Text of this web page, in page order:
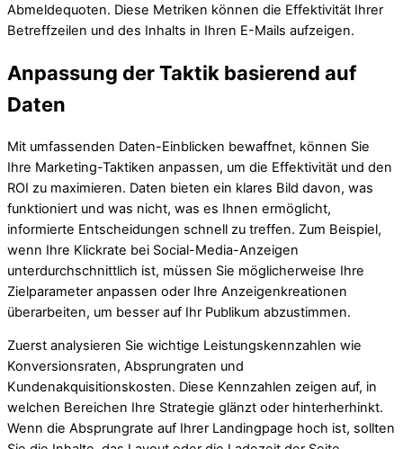
Abmeldequoten. Diese Metriken können die Effektivität Ihrer
Betreffzeilen und des Inhalts in Ihren E-Mails aufzeigen.
Anpassung der Taktik basierend auf
Daten
Mit umfassenden Daten-Einblicken bewaffnet, können Sie
Ihre Marketing-Taktiken anpassen, um die Effektivität und den
ROI zu maximieren. Daten bieten ein klares Bild davon, was
funktioniert und was nicht, was es Ihnen ermöglicht,
informierte Entscheidungen schnell zu treffen. Zum Beispiel,
wenn Ihre Klickrate bei Social-Media-Anzeigen
unterdurchschnittlich ist, müssen Sie möglicherweise Ihre
Zielparameter anpassen oder Ihre Anzeigenkreationen
überarbeiten, um besser auf Ihr Publikum abzustimmen.
Zuerst analysieren Sie wichtige Leistungskennzahlen wie
Konversionsraten, Absprungraten und
Kundenakquisitionskosten. Diese Kennzahlen zeigen auf, in
welchen Bereichen Ihre Strategie glänzt oder hinterherhinkt.
Wenn die Absprungrate auf Ihrer Landingpage hoch ist, sollten